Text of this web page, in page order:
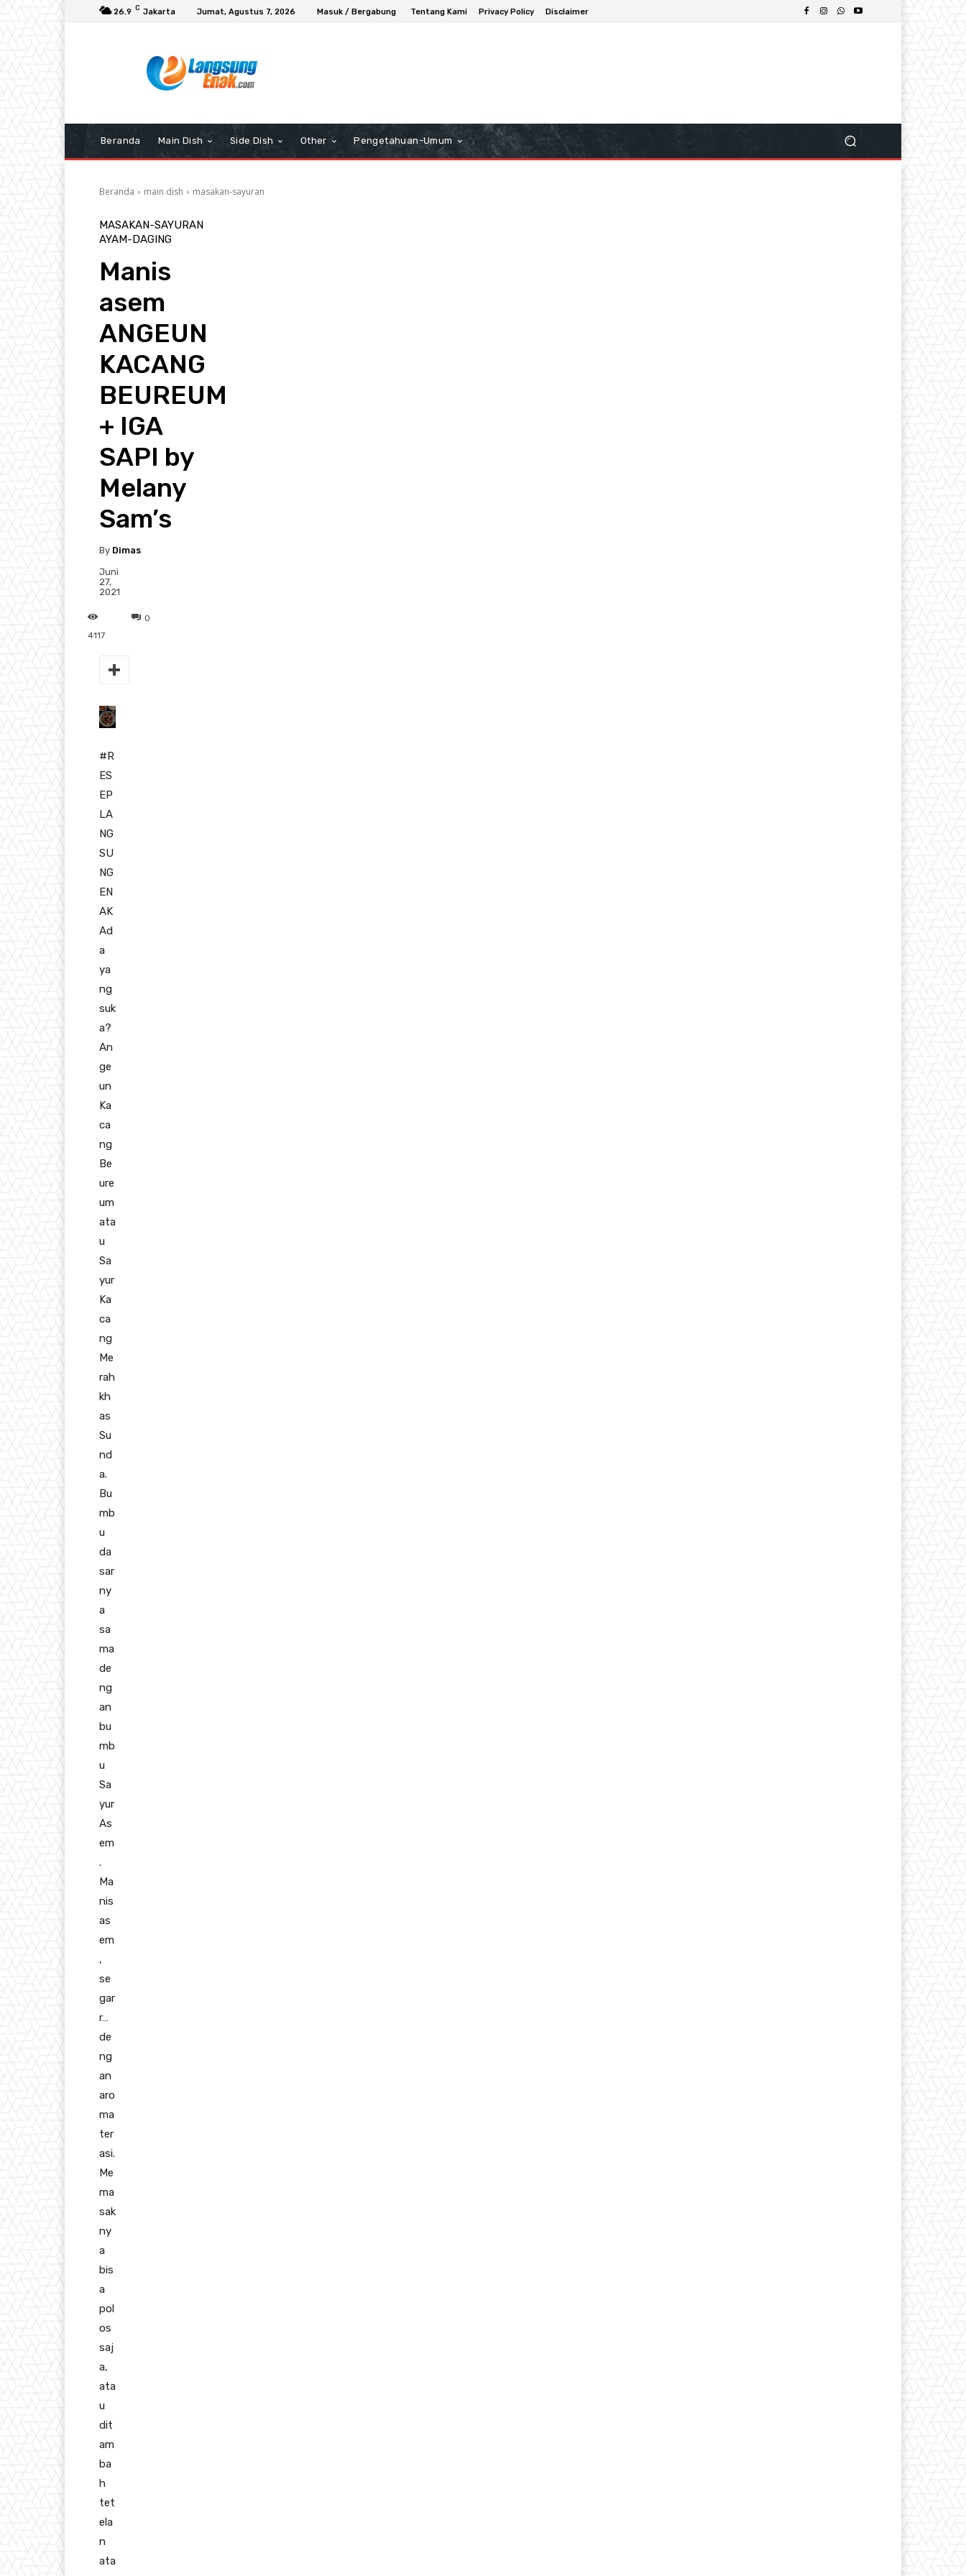
26.9 C Jakarta Jumat, Agustus 7, 2026 Masuk / Bergabung Tentang Kami Privacy Policy Disclaimer
Beranda Main Dish Side Dish Other Pengetahuan-Umum
Beranda main dish masakan-sayuran
MASAKAN-SAYURAN
AYAM-DAGING
Manis
asem
ANGEUN
KACANG
BEUREUM
+ IGA
SAPI by
Melany
Sam’s
By Dimas
Juni
27,
2021
0
4117
#R
ES
EP
LA
NG
SU
NG
EN
AK
Ad
a
ya
ng
suk
a?
An
ge
un
Ka
ca
ng
Be
ure
um
ata
u
Sa
yur
Ka
ca
ng
Me
rah
kh
as
Su
nd
a.
Bu
mb
u
da
sar
ny
a
sa
ma
de
ng
an
bu
mb
u
Sa
yur
As
em
.
Ma
nis
as
em
,
se
gar
r…
de
ng
an
aro
ma
ter
asi.
Me
ma
sak
ny
a
bis
a
pol
os
saj
a,
ata
u
dit
am
ba
h
tet
ela
n
ata